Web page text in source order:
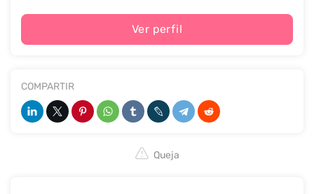
Ver perfil
COMPARTIR
Queja